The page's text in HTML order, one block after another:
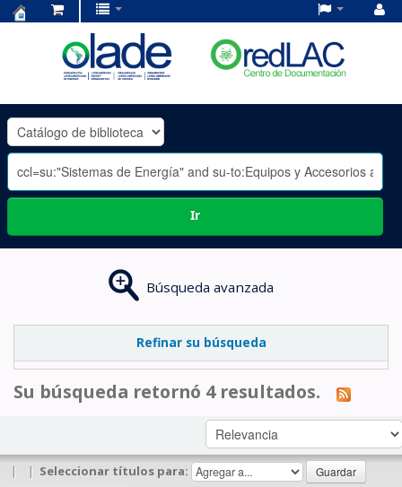
OLADE
-
Ir
Búsqueda avanzada
Refinar su búsqueda
Su búsqueda retornó 4 resultados.
| | Seleccionar títulos para: